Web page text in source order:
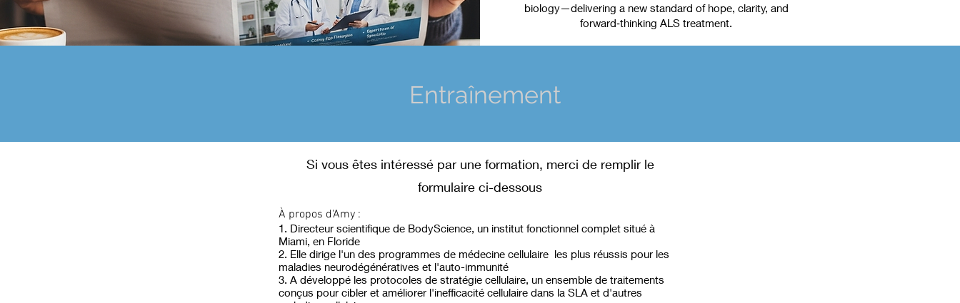
biology—delivering a new standard of hope, clarity, and
forward‑thinking ALS treatment.
Si vous êtes intéressé par une formation, merci de remplir le
formulaire ci-dessous
À propos d'Amy :
1. Directeur scientifique de BodyScience, un institut fonctionnel complet situé à
Miami, en Floride
2. Elle dirige l'un des programmes de médecine cellulaire les plus réussis pour les
maladies neurodégénératives et l'auto-immunité
3. A développé les protocoles de stratégie cellulaire, un ensemble de traitements
conçus pour cibler et améliorer l'inefficacité cellulaire dans la SLA et d'autres
Entraînement